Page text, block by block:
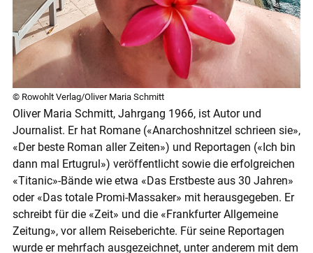
© Rowohlt Verlag/Oliver Maria Schmitt
Oliver Maria Schmitt, Jahrgang 1966, ist Autor und
Journalist. Er hat Romane («Anarchoshnitzel schrieen sie»,
«Der beste Roman aller Zeiten») und Reportagen («Ich bin
dann mal Ertugrul») veröffentlicht sowie die erfolgreichen
«Titanic»-Bände wie etwa «Das Erstbeste aus 30 Jahren»
oder «Das totale Promi-Massaker» mit herausgegeben. Er
schreibt für die «Zeit» und die «Frankfurter Allgemeine
Zeitung», vor allem Reiseberichte. Für seine Reportagen
wurde er mehrfach ausgezeichnet, unter anderem mit dem